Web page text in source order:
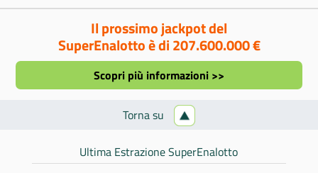
Il prossimo jackpot del
SuperEnalotto è di 207.600.000 €
Scopri più informazioni >>
Torna su
Ultima Estrazione SuperEnalotto